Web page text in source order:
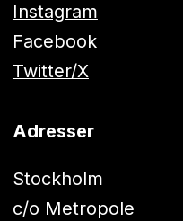
Instagram
Facebook
Twitter/X
Adresser
Stockholm
c/o Metropole